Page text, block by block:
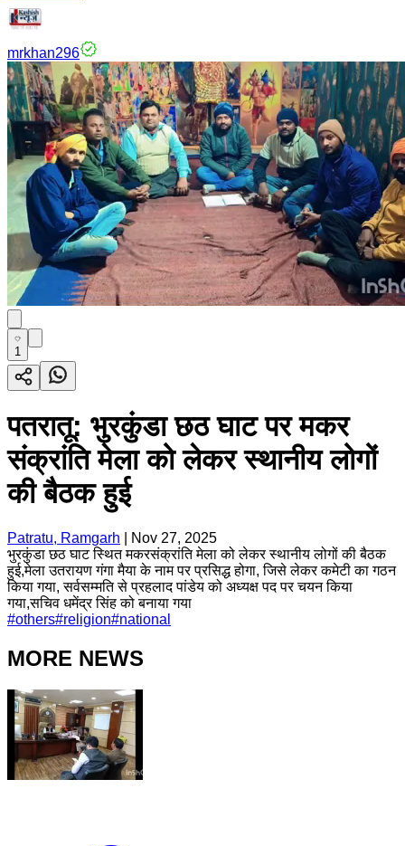
mrkhan296
1
पतरातू: भुरकुंडा छठ घाट पर मकर
संक्रांति मेला को लेकर स्थानीय लोगों
की बैठक हुई
Patratu, Ramgarh
Nov 27, 2025
भुरकुंडा छठ घाट स्थित मकरसंक्रांति मेला को लेकर स्थानीय लोगों की बैठक
हुई,मेला उतरायण गंगा मैया के नाम पर प्रसिद्ध होगा, जिसे लेकर कमेटी का गठन
किया गया, सर्वसम्मति से प्रहलाद पांडेय को अध्यक्ष पद पर चयन किया
गया,सचिव धमेंद्र सिंह को बनाया गया
#others#religion#national
MORE NEWS